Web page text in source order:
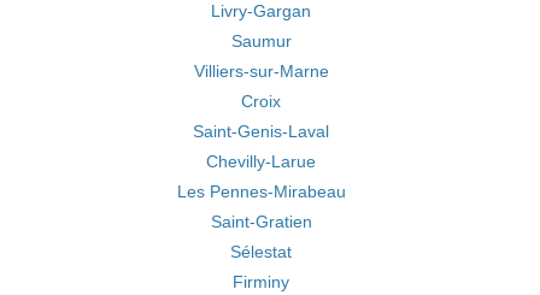
Livry-Gargan
Saumur
Villiers-sur-Marne
Croix
Saint-Genis-Laval
Chevilly-Larue
Les Pennes-Mirabeau
Saint-Gratien
Sélestat
Firminy